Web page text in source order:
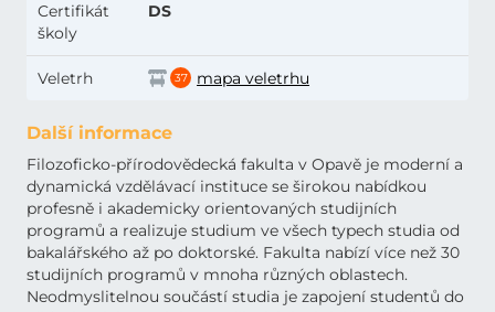
Certifikát
školy
DS
Veletrh 37 mapa veletrhu
Další informace
Filozoficko-přírodovědecká fakulta v Opavě je moderní a
dynamická vzdělávací instituce se širokou nabídkou
profesně i akademicky orientovaných studijních
programů a realizuje studium ve všech typech studia od
bakalářského až po doktorské. Fakulta nabízí více než 30
studijních programů v mnoha různých oblastech.
Neodmyslitelnou součástí studia je zapojení studentů do